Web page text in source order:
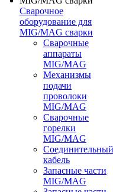
Сварочное
оборудование для
MIG/MAG сварки
Сварочные
аппараты
MIG/MAG
Механизмы
подачи
проволоки
MIG/MAG
Сварочные
горелки
MIG/MAG
Соединительный
кабель
Запасные части
MIG/MAG